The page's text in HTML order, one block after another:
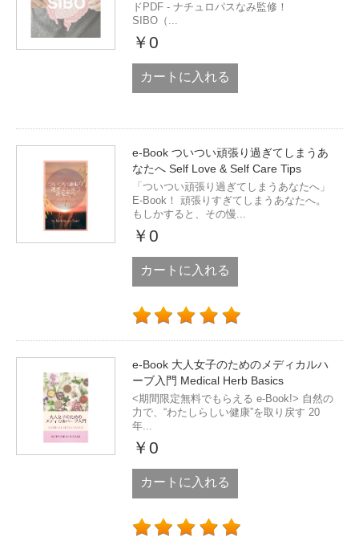
ドPDF - ナチュロパスなみ監修！
SIBO（...
￥0
カートに入れる
e-Book ついつい頑張り過ぎてしまうあ
なたへ Self Love & Self Care Tips
「ついつい頑張り過ぎてしまうあなたへ」
E-Book！ 頑張りすぎてしまうあなたへ。
もしかすると、その慢...
￥0
カートに入れる
e-Book 大人女子のためのメディカルハ
ーブ入門 Medical Herb Basics
<期間限定無料でもらえる e-Book!> 自然の
力で、“わたしらしい健康”を取り戻す 20
年...
￥0
カートに入れる